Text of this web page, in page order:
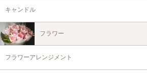
キャンドル
フラワー
フラワーアレンジメント